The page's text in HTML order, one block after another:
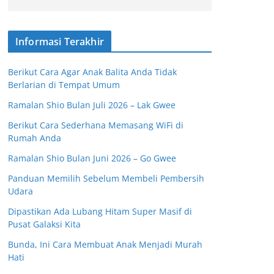
Informasi Terakhir
Berikut Cara Agar Anak Balita Anda Tidak
Berlarian di Tempat Umum
Ramalan Shio Bulan Juli 2026 – Lak Gwee
Berikut Cara Sederhana Memasang WiFi di
Rumah Anda
Ramalan Shio Bulan Juni 2026 – Go Gwee
Panduan Memilih Sebelum Membeli Pembersih
Udara
Dipastikan Ada Lubang Hitam Super Masif di
Pusat Galaksi Kita
Bunda, Ini Cara Membuat Anak Menjadi Murah
Hati